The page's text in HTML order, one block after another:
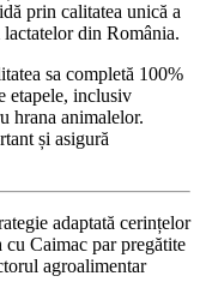
prin calitatea unică a
din România.
sa completă 100%
etapele, inclusiv
hrana animalelor.
și asigură
adaptată cerințelor
Caimac par pregătite
agroalimentar